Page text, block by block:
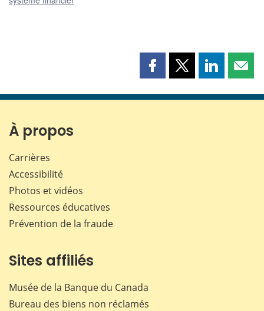
Partager
page
Partager
page
Partager
page page
À propos
Carrières
Accessibilité
Photos et vidéos
Ressources éducatives
Prévention de la fraude
Sites affiliés
Musée de la Banque du Canada
Bureau des biens non réclamés